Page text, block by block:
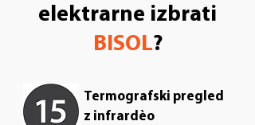
elektrarne izbrati
BISOL?
Termografski pregled
z infrardèo